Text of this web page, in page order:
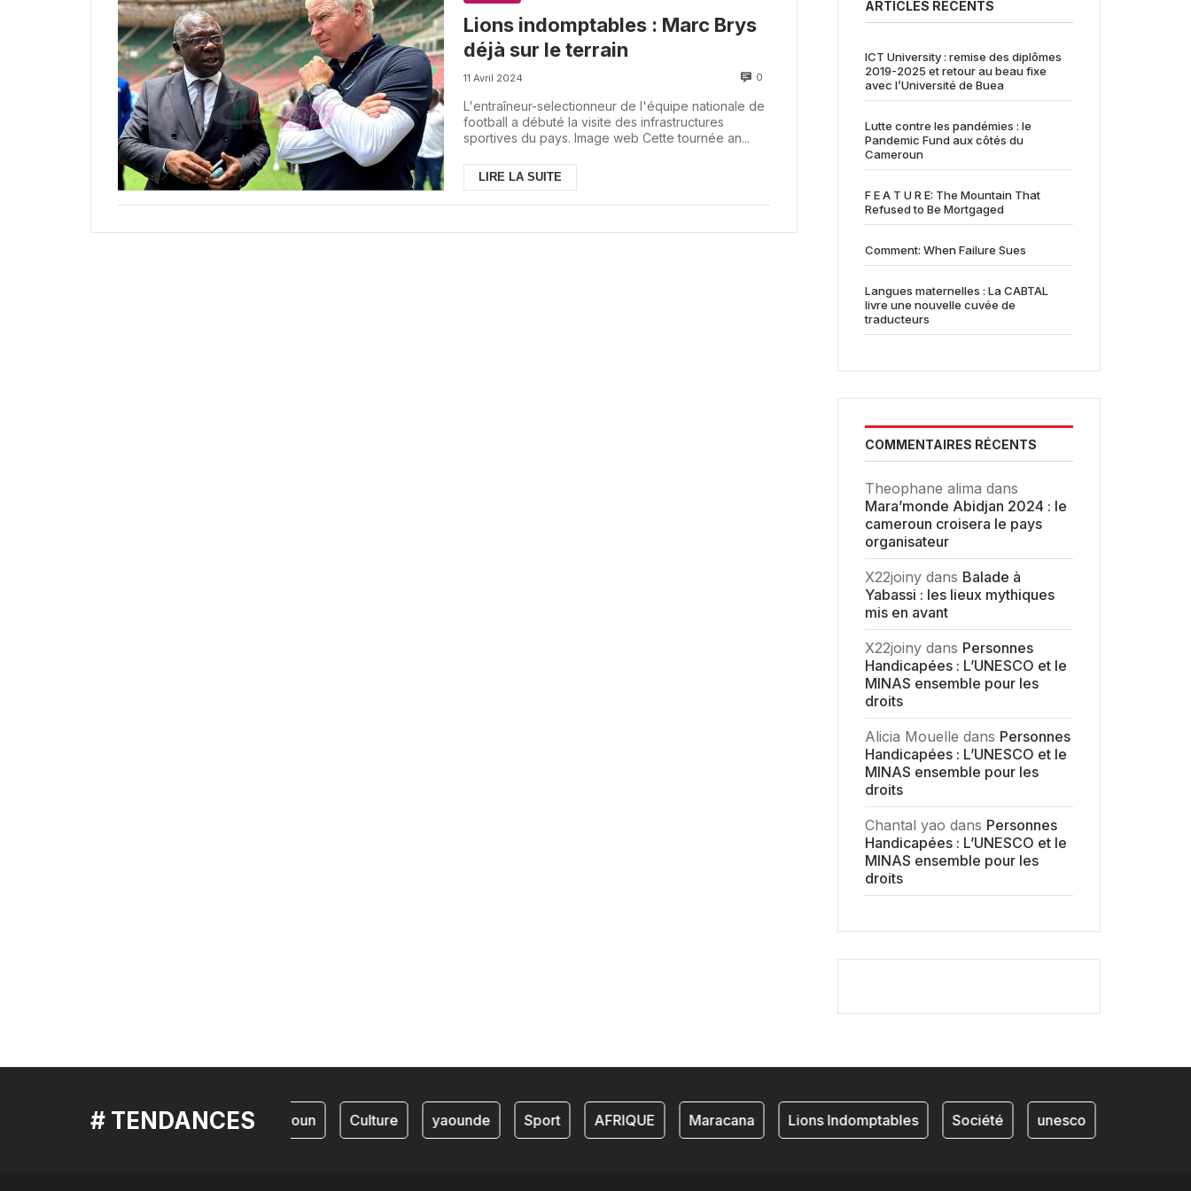
Lions indomptables : Marc Brys
déjà sur le terrain
11 Avril 2024 0
L'entraîneur-selectionneur de l'équipe nationale de
football a débuté la visite des infrastructures
sportives du pays. Image web Cette tournée an...
LIRE LA SUITE
ARTICLES RÉCENTS
ICT University : remise des diplômes
2019-2025 et retour au beau fixe
avec l’Université de Buea
Lutte contre les pandémies : le
Pandemic Fund aux côtés du
Cameroun
F E A T U R E: The Mountain That
Refused to Be Mortgaged
Comment: When Failure Sues
Langues maternelles : La CABTAL
livre une nouvelle cuvée de
traducteurs
COMMENTAIRES RÉCENTS
Theophane alima dans
Mara’monde Abidjan 2024 : le
cameroun croisera le pays
organisateur
X22joiny dans Balade à
Yabassi : les lieux mythiques
mis en avant
X22joiny dans Personnes
Handicapées : L’UNESCO et le
MINAS ensemble pour les
droits
Alicia Mouelle dans Personnes
Handicapées : L’UNESCO et le
MINAS ensemble pour les
droits
Chantal yao dans Personnes
Handicapées : L’UNESCO et le
MINAS ensemble pour les
droits
# TENDANCEScameroun Culture yaounde Sport AFRIQUE Maracana Lions Indomptables Société unesco